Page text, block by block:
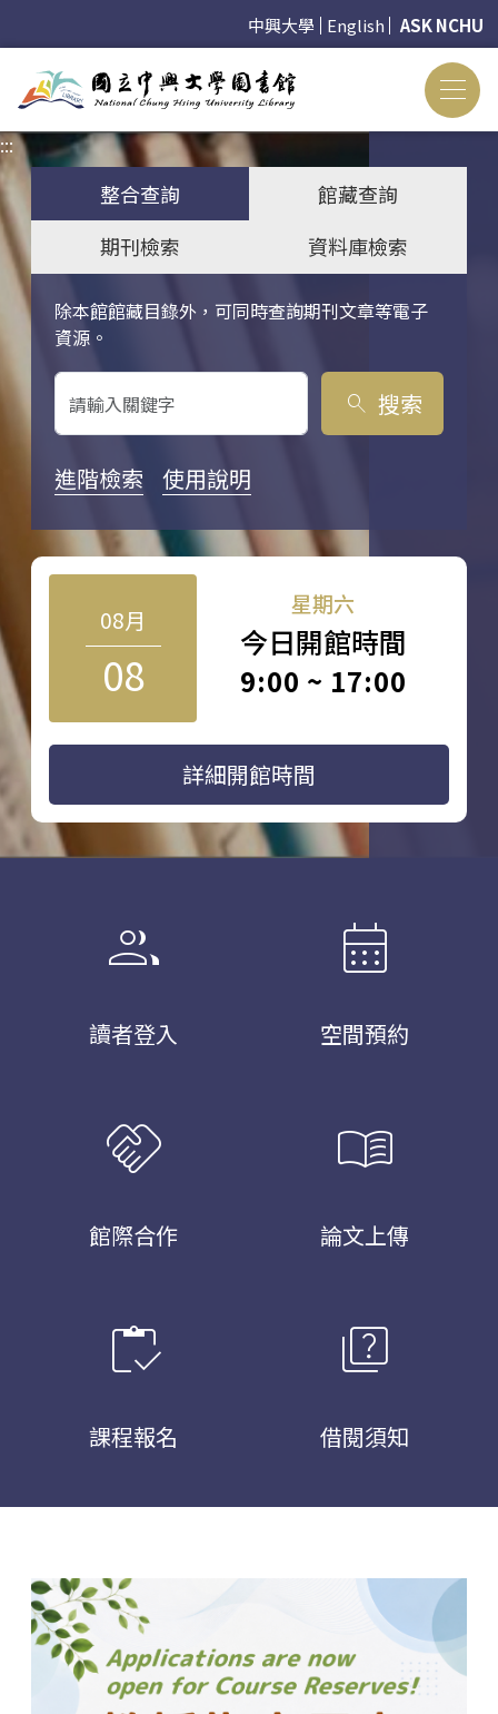
中興大學 English ASK NCHU
:::
整合查詢
館藏查詢
期刊檢索
資料庫檢索
除本館館藏目錄外，可同時查詢期刊文章等電子
資源。
關鍵字搜尋
search 搜索
進階檢索 使用說明
08月
08
星期六
今日開館時間
9:00 ~ 17:00
詳細開館時間
group
讀者登入
calendar_month
空間預約
handshake
館際合作
menu_book
論文上傳
inventory
課程報名
quiz
借閱須知